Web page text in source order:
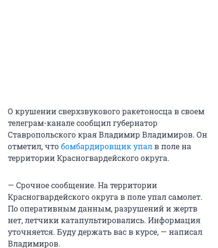
О крушении сверхзвукового ракетоносца в своем
телеграм-канале сообщил губернатор
Ставропольского края Владимир Владимиров. Он
отметил, чтобомбардировщик упалв поле на
территории Красногвардейского округа.
— Срочное сообщение. На территории
Красногвардейского округа в поле упал самолет.
По оперативным данным, разрушений и жертв
нет, летчики катапультировались. Информация
уточняется. Буду держать вас в курсе, — написал
Владимиров.